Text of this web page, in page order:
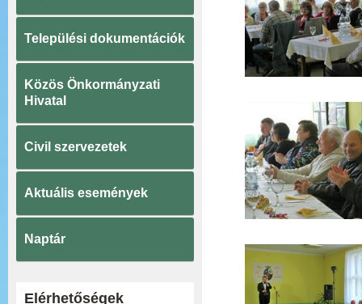
Települési dokumentációk
Közös Önkormányzati
Hivatal
Civil szervezetek
Aktuális események
Naptár
Elérhetőségek